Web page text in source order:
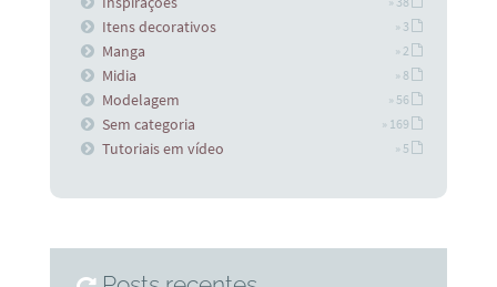
Itens decorativos » 3
Manga » 2
Midia » 8
Modelagem » 56
Sem categoria » 169
Tutoriais em vídeo » 5